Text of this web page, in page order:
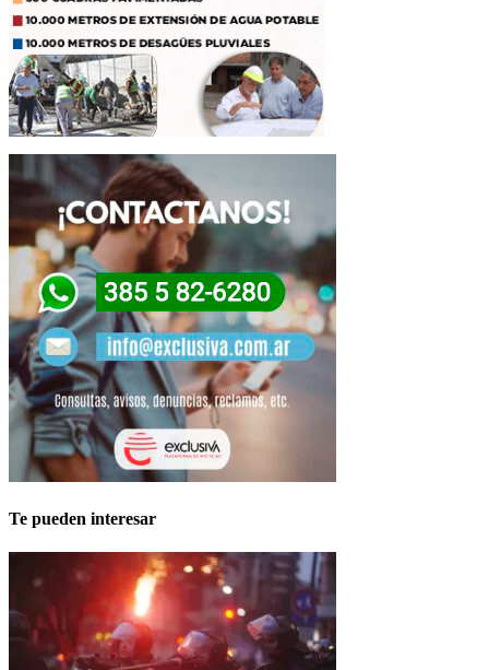
Te pueden interesar